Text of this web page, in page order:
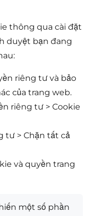
thông qua cài đặt
duyệt bạn đang
riêng tư và bảo
của trang web.
riêng tư > Cookie
tư > Chặn tất cả
và quyền trang
một số phần